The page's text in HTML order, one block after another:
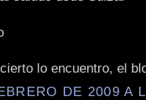
lo encuentro, el
DE 2009 A